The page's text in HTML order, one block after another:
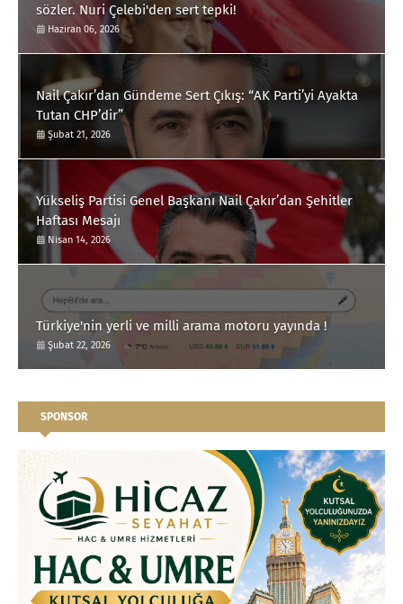
sözler. Nuri Çelebi'den sert tepki!
Haziran 06, 2026
Nail Çakır’dan Gündeme Sert Çıkış: “AK Parti’yi Ayakta
Tutan CHP’dir”
Şubat 21, 2026
Yükseliş Partisi Genel Başkanı Nail Çakır’dan Şehitler
Haftası Mesajı
Nisan 14, 2026
Türkiye'nin yerli ve milli arama motoru yayında !
Şubat 22, 2026
SPONSOR